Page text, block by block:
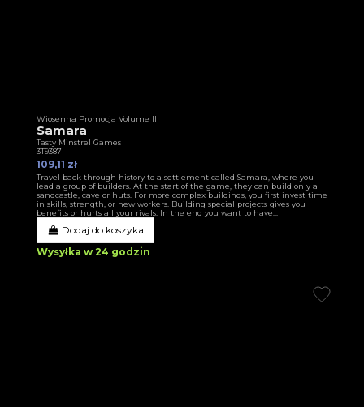
Wiosenna Promocja Volume II
Samara
Tasty Minstrel Games
3T9387
109,11 zł
Travel back through history to a settlement called Samara, where you
lead a group of builders. At the start of the game, they can build only a
sandcastle, cave or huts. For more complex buildings, you first invest time
in skills, strength, or new workers. Building special projects gives you
benefits or hurts all your rivals. In the end you want to have...
Dodaj do koszyka
Wysyłka w 24 godzin